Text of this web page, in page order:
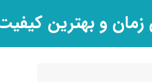
زمان و بهترین